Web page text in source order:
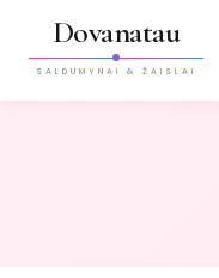
Dovanatau
SALDUMYNAI & ŽAISLAI